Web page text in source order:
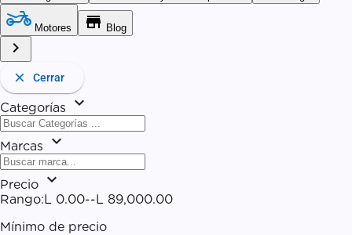
Motores store Blog
chevron_right
close Cerrar
Categorías expand_more
Marcas expand_more
Precio expand_more
Rango:L 0.00--L 89,000.00
Mínimo de precio